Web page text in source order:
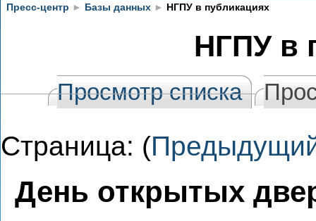
Пресс-центр ► Базы данных ► НГПУ в публикациях
НГПУ в
Просмотр списка
Страница: (
День открытых